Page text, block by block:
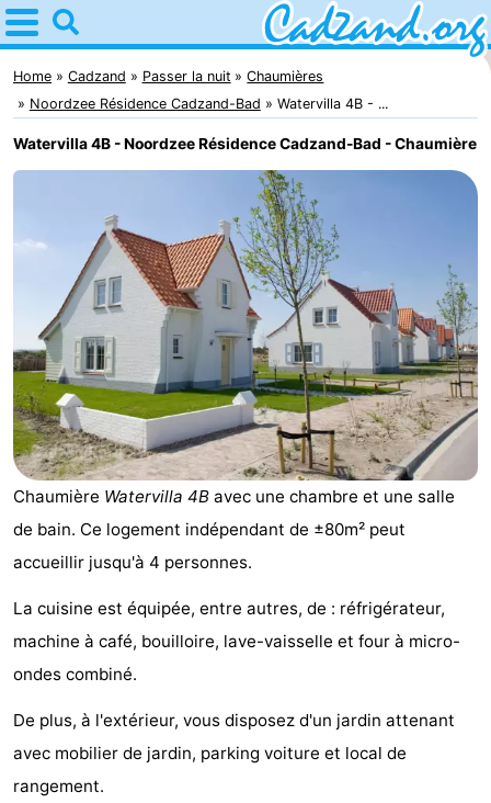
Home
Cadzand
Astuces
Avec
Appartements
Campings
Chaumières
-
Bad
Meersee
-
Beach
Resort
Nieuwvliet-
Bad
-
De
Meulinge
-
EuroParcs
Cadzand
-
Hoogduin
-
Noordzee
Résidence
-
Resort
-
Home Cadzand Passer la nuit
Chaumières
Noordzee Résidence Cadzand-Bad
Watervilla 4B - ...
Watervilla 4B - Noordzee Résidence Cadzand-Bad - Chaumière
Chaumière Watervilla 4B avec une chambre et une salle
de bain. Ce logement indépendant de ±80m² peut
accueillir jusqu'à 4 personnes.
La cuisine est équipée, entre autres, de : réfrigérateur,
machine à café, bouilloire, lave-vaisselle et four à micro-
ondes combiné.
De plus, à l'extérieur, vous disposez d'un jardin attenant
avec mobilier de jardin, parking voiture et local de
rangement.